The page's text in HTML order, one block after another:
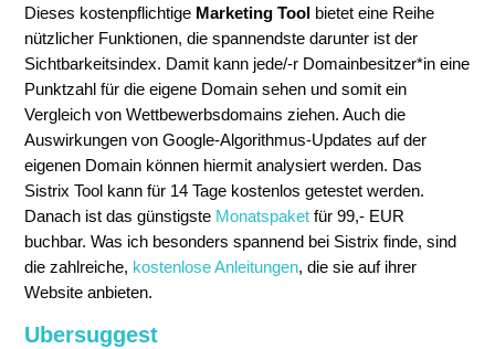
Dieses kostenpflichtige Marketing Tool bietet eine Reihe
nützlicher Funktionen, die spannendste darunter ist der
Sichtbarkeitsindex. Damit kann jede/-r Domainbesitzer*in eine
Punktzahl für die eigene Domain sehen und somit ein
Vergleich von Wettbewerbsdomains ziehen. Auch die
Auswirkungen von Google-Algorithmus-Updates auf der
eigenen Domain können hiermit analysiert werden. Das
Sistrix Tool kann für 14 Tage kostenlos getestet werden.
Danach ist das günstigste Monatspaket für 99,- EUR
buchbar. Was ich besonders spannend bei Sistrix finde, sind
die zahlreiche, kostenlose Anleitungen, die sie auf ihrer
Website anbieten.
Ubersuggest